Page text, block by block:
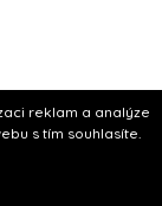
reklam a analýze
s tím souhlasíte.